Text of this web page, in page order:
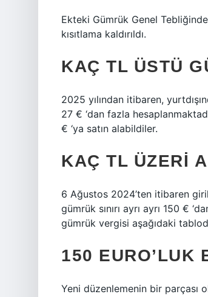
Ekteki Gümrük Genel
kısıtlama kaldırıldı.
KAÇ TL ÜSTÜ
2025 yılından itibaren,
27 € ‘dan fazla
€ ‘ya satın alabildiler.
KAÇ TL ÜZERI
6 Ağustos 2024’ten itibaren
gümrük sınırı ayrı ayrı 150 €
gümrük vergisi aşağıdaki
150 EURO’LUK
Yeni düzenlemenin bir parçası